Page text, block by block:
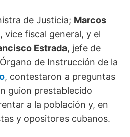
de Justicia; Marcos
, vice fiscal general, y el
Estrada, jefe de
de Instrucción de la
, contestaron a preguntas
guion prestablecido
a la población y, en
y opositores cubanos.